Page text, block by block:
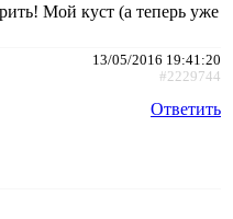
Мой куст (а теперь уже
13/05/2016 19:41:20
#2229744
Ответить